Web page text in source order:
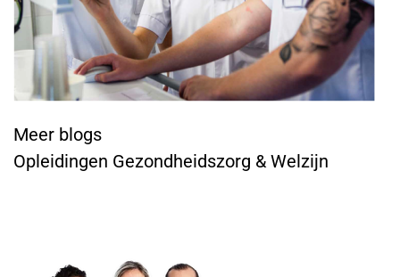
Meer blogs
Opleidingen Gezondheidszorg & Welzijn